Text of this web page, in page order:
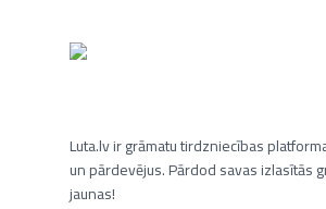
Luta.lv ir grāmatu tirdzniecības
un pārdevējus. Pārdod savas izlasītās
jaunas!